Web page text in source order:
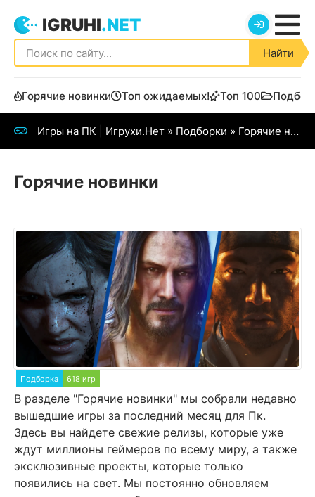
IGRUHI.NET
Найти
Горячие новинки Топ ожидаемых! Топ 100
Игры на ПК | Игрухи.Нет » Подборки » Горячие новинки
Подборка 618 игр
Горячие новинки
В разделе "Горячие новинки" мы собрали недавно
вышедшие игры за последний месяц для Пк.
Здесь вы найдете свежие релизы, которые уже
ждут миллионы геймеров по всему миру, а также
эксклюзивные проекты, которые только
появились на свет. Мы постоянно обновляем